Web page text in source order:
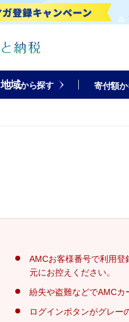
地域から探す 寄付額
AMCお客様番号で利用
元にお控えください。
紛失や盗難などでAMCカ
ログインボタンがグレー